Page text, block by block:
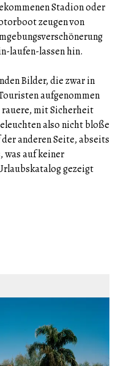
Stadion oder
zeugen von
laufen-lassen hin.
Bilder, die zwar in
aufgenommen
rauere, mit Sicherheit
also nicht bloße
anderen Seite, abseits
was auf keiner
gezeigt